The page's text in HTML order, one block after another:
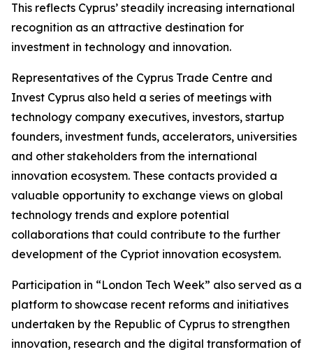
This reflects Cyprus’ steadily increasing international
recognition as an attractive destination for
investment in technology and innovation.
Representatives of the Cyprus Trade Centre and
Invest Cyprus also held a series of meetings with
technology company executives, investors, startup
founders, investment funds, accelerators, universities
and other stakeholders from the international
innovation ecosystem. These contacts provided a
valuable opportunity to exchange views on global
technology trends and explore potential
collaborations that could contribute to the further
development of the Cypriot innovation ecosystem.
Participation in “London Tech Week” also served as a
platform to showcase recent reforms and initiatives
undertaken by the Republic of Cyprus to strengthen
innovation, research and the digital transformation of